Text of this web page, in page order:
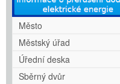
Město
Městský úřad
Úřední deska
Sběrný dvůr